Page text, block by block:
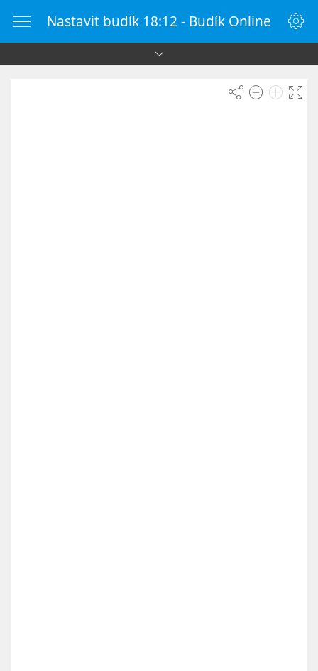
Nastavit budík 18:12 - Budík Online